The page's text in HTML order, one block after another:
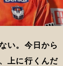
い。今日から
上に行くんだ